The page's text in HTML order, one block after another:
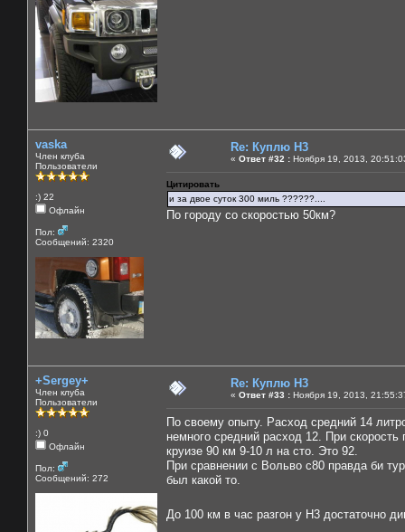
vaska
Член клуба
Пользователи
:) 22
Офлайн
Пол:
Сообщений: 2320
Re: Куплю H3
« Ответ #32 : Ноября 19, 2013,
Цитировать
и за двое суток 300 миль ??????....
По городу со скоростью 50км?
+Sergey+
Член клуба
Пользователи
:) 0
Офлайн
Пол:
Сообщений: 272
Re: Куплю H3
« Ответ #33 : Ноября 19, 2013,
По своему опыту. Расход средний 14
немного средний расход 12. При
круизе 90 км 9-10 л на сто. Это 92.
При сравнении с Вольво с80 правда би
был какой то.
До 100 км в час разгон у Н3 достаточно